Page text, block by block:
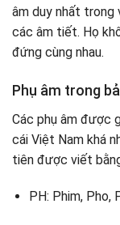
âm duy nhất trong
các âm tiết. Họ
đứng cùng nhau.
Phụ âm trong
Các phụ âm được
cái Việt Nam khá
tiên được viết
PH: Phim, Pho,